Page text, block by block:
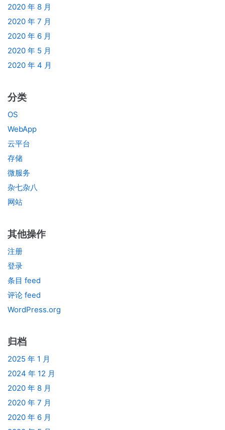
2020 年 8 月
2020 年 7 月
2020 年 6 月
2020 年 5 月
2020 年 4 月
分类
OS
WebApp
云平台
存储
微服务
杂七杂八
网站
其他操作
注册
登录
条目 feed
评论 feed
WordPress.org
归档
2025 年 1 月
2024 年 12 月
2020 年 8 月
2020 年 7 月
2020 年 6 月